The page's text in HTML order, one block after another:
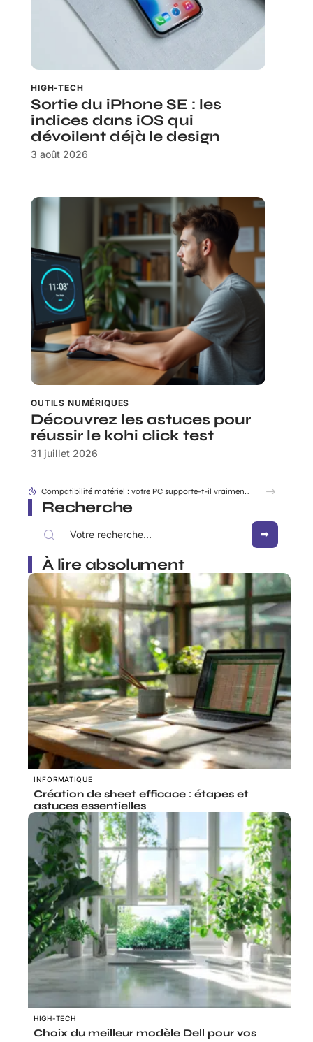
HIGH-TECH
Sortie du iPhone SE : les
indices dans iOS qui
dévoilent déjà le design
3 août 2026
OUTILS NUMÉRIQUES
Découvrez les astuces pour
réussir le kohi click test
31 juillet 2026
Compatibilité matériel : votre PC supporte-t-il vraiment win7 Download ISO ?
Recherche
À lire absolument
INFORMATIQUE
Création de sheet efficace : étapes et
astuces essentielles
HIGH-TECH
Choix du meilleur modèle Dell pour vos